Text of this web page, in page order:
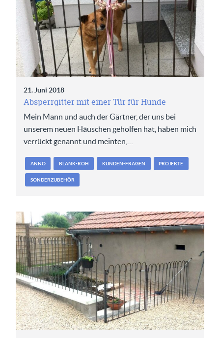
21. Juni 2018
Absperrgitter mit einer Tür für Hunde
Mein Mann und auch der Gärtner, der uns bei
unserem neuen Häuschen geholfen hat, haben mich
verrückt genannt und meinten,…
ANNO BLANK-ROH KUNDEN-FRAGEN PROJEKTE
SONDERZUBEHÖR